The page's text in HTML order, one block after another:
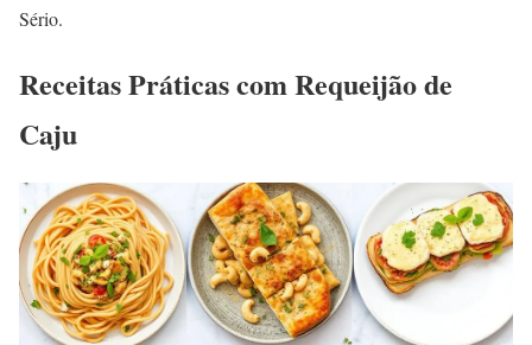
Sério.
Receitas Práticas com Requeijão de
Caju